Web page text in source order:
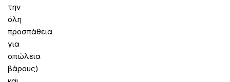
την
όλη
προσπάθεια
για
απώλεια
βάρους)